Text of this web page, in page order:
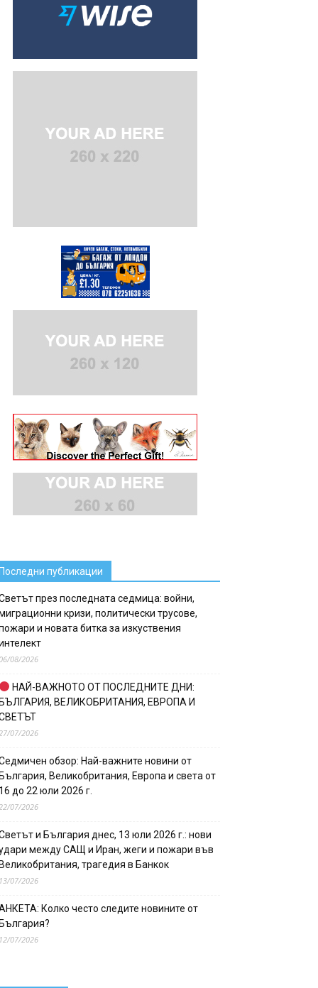
публикации
през последната седмица: войни,
кризи, политически трусове,
и новата битка за изкуствения
08/2026
НАЙ-ВАЖНОТО ОТ ПОСЛЕДНИТЕ ДНИ:
ВЕЛИКОБРИТАНИЯ, ЕВРОПА И
07/2026
обзор: Най-важните новини от
Великобритания, Европа и света от
до 22 юли 2026 г.
07/2026
и България днес, 13 юли 2026 г.: нови
между САЩ и Иран, жеги и пожари във
трагедия в Банкок
07/2026
Колко често следите новините от
07/2026